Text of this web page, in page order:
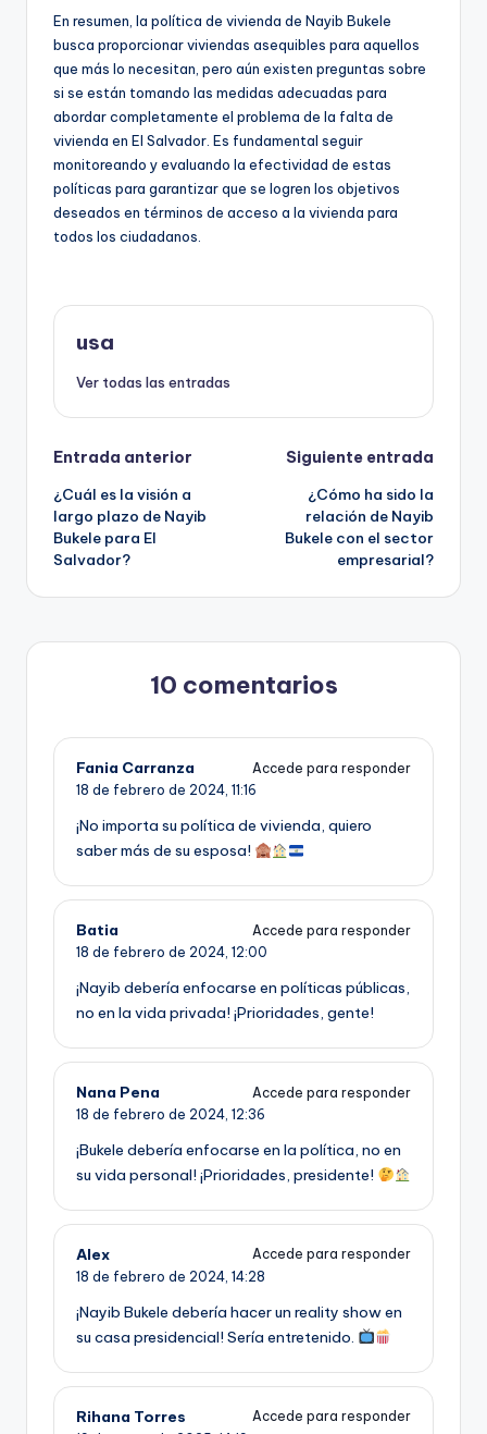
En resumen, la política de vivienda de Nayib Bukele
busca proporcionar viviendas asequibles para aquellos
que más lo necesitan, pero aún existen preguntas sobre
si se están tomando las medidas adecuadas para
abordar completamente el problema de la falta de
vivienda en El Salvador. Es fundamental seguir
monitoreando y evaluando la efectividad de estas
políticas para garantizar que se logren los objetivos
deseados en términos de acceso a la vivienda para
todos los ciudadanos.
usa
Ver todas las entradas
Navegación
de
entradas
Entrada anterior
¿Cuál es la visión a
largo plazo de Nayib
Bukele para El
Salvador?
Siguiente entrada
¿Cómo ha sido la
relación de Nayib
Bukele con el sector
empresarial?
10 comentarios
Fania Carranza
Accede para responder
18 de febrero de 2024, 11:16
¡No importa su política de vivienda, quiero
saber más de su esposa!
Batia
Accede para responder
18 de febrero de 2024, 12:00
¡Nayib debería enfocarse en políticas públicas,
no en la vida privada! ¡Prioridades, gente!
Nana Pena
Accede para responder
18 de febrero de 2024, 12:36
¡Bukele debería enfocarse en la política, no en
su vida personal! ¡Prioridades, presidente!
Alex
Accede para responder
18 de febrero de 2024, 14:28
¡Nayib Bukele debería hacer un reality show en
su casa presidencial! Sería entretenido.
Rihana Torres
Accede para responder